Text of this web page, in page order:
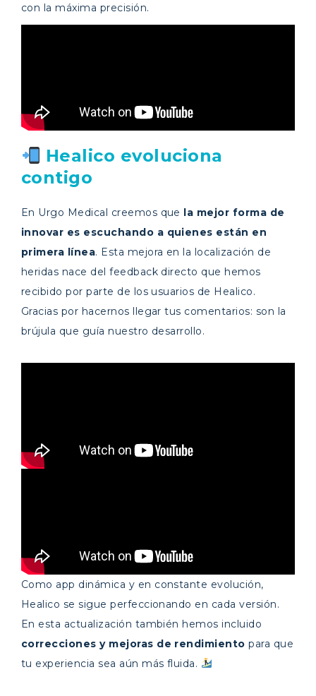
con la máxima precisión.
Healico evoluciona
contigo
En Urgo Medical creemos que la mejor forma de
innovar es escuchando a quienes están en
primera línea. Esta mejora en la localización de
heridas nace del feedback directo que hemos
recibido por parte de los usuarios de Healico.
Gracias por hacernos llegar tus comentarios: son la
brújula que guía nuestro desarrollo.
Como app dinámica y en constante evolución,
Healico se sigue perfeccionando en cada versión.
En esta actualización también hemos incluido
correcciones y mejoras de rendimiento para que
tu experiencia sea aún más fluida.